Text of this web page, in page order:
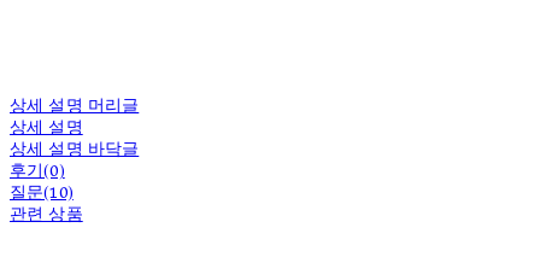
상세 설명 머리글
상세 설명
상세 설명 바닥글
후기(0)
질문(10)
관련 상품